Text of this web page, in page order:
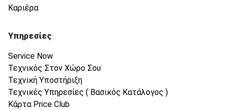
Καριέρα
Υπηρεσίες
Service Now
Τεχνικός Στον Χώρο Σου
Τεχνική Υποστήριξη
Τεχνικές Υπηρεσίες ( Βασικός Κατάλογος )
Κάρτα Price Club